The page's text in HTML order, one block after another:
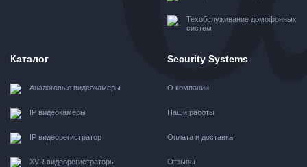
Техобслуживание домофонных
систем
Каталог
Аналоговые видеокамеры
IP видеокамеры
IP видеорегистратор
XVR видеорегистраторы
Security Systems
О компании
Наши работы
Оплата и доставка
Отзывы